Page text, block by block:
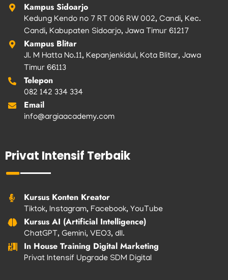
Kampus Sidoarjo
Kedung Kendo no 7 RT 006 RW 002, Candi, Kec.
Candi, Kabupaten Sidoarjo, Jawa Timur 61217
Kampus Blitar
Jl. M Hatta No.11, Kepanjenkidul, Kota Blitar, Jawa
Timur 66113
Telepon
082 142 334 334
Email
info@argiaacademy.com
Privat Intensif Terbaik
Kursus Konten Kreator
Tiktok, Instagram, Facebook, YouTube
Kursus AI (Artificial Intelligence)
ChatGPT, Gemini, VEO3, dll.
In House Training Digital Marketing
Privat Intensif Upgrade SDM Digital